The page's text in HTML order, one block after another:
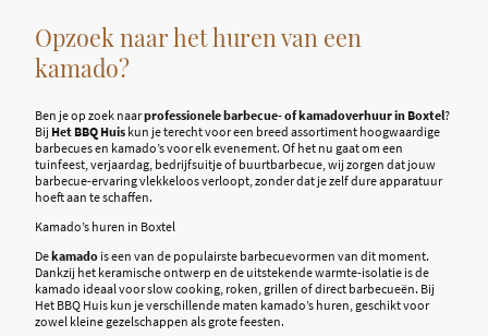
Opzoek naar het huren van een
kamado?
Ben je op zoek naarprofessionele barbecue- of kamadoverhuur in Boxtel?
Bij Het BBQ Huis kun je terecht voor een breed assortiment hoogwaardige
barbecues en kamado’s voor elk evenement. Of het nu gaat om een
tuinfeest, verjaardag, bedrijfsuitje of buurtbarbecue, wij zorgen dat jouw
barbecue-ervaring vlekkeloos verloopt, zonder dat je zelf dure apparatuur
hoeft aan te schaffen.
Kamado’s huren in Boxtel
Dekamado is een van de populairste barbecuevormen van dit moment.
Dankzij het keramische ontwerp en de uitstekende warmte-isolatie is de
kamado ideaal voor slow cooking, roken, grillen of direct barbecueën. Bij
Het BBQ Huis kun je verschillende maten kamado’s huren, geschikt voor
zowel kleine gezelschappen als grote feesten.